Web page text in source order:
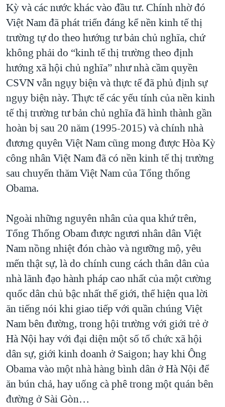
Kỳ và các nước khác vào đầu tư. Chính nhờ đó
Việt Nam đã phát triển đáng kể nền kinh tế thị
trường tự do theo hướng tư bản chủ nghĩa, chứ
không phải do “kinh tế thị trường theo định
hướng xã hội chủ nghĩa” như nhà cầm quyền
CSVN vẫn ngụy biện và thực tế đã phủ định sự
ngụy biện này. Thực tế các yếu tính của nền kinh
tế thị trường tư bản chủ nghĩa đã hình thành gần
hoàn bị sau 20 năm (1995-2015) và chính nhà
đương quyên Việt Nam cũng mong được Hòa Kỳ
công nhân Việt Nam đã có nền kinh tế thị trường
sau chuyến thăm Việt Nam của Tổng thống
Obama.
Ngoài những nguyên nhân của qua khứ trên,
Tổng Thống Obam được ngươi nhân dân Việt
Nam nồng nhiệt đón chào và ngưỡng mộ, yêu
mến thật sự, là do chính cung cách thân dân của
nhà lãnh đạo hành pháp cao nhất của một cường
quốc dân chủ bậc nhất thế giới, thể hiện qua lời
ăn tiếng nói khi giao tiếp với quần chúng Việt
Nam bên đường, trong hội trường với giới trẻ ở
Hà Nội hay với đại diện một số tổ chức xã hội
dân sự, giới kinh doanh ở Saigon; hay khi Ông
Obama vào một nhà hàng bình dân ở Hà Nội để
ăn bún chả, hay uống cà phê trong một quán bên
đường ở Sài Gòn…